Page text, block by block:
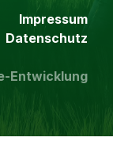
Impressum
Datenschutz
Entwicklung